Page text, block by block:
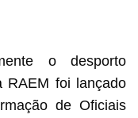
o desporto
RAEM foi lançado
de Oficiais